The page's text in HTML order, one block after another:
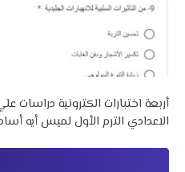
أربعة اختبارات الكترونية دراسات
الاعدادي الترم الأول لميس أيه